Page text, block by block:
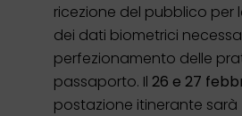
ricezione del pubblico per
dei dati biometrici
perfezionamento delle
passaporto. Il 26 e 27
postazione itinerante sarà